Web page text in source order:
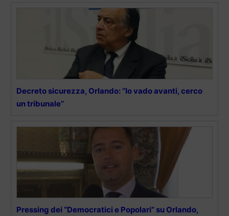
Decreto sicurezza, Orlando: “Io vado avanti, cerco
un tribunale”
Pressing dei “Democratici e Popolari” su Orlando,